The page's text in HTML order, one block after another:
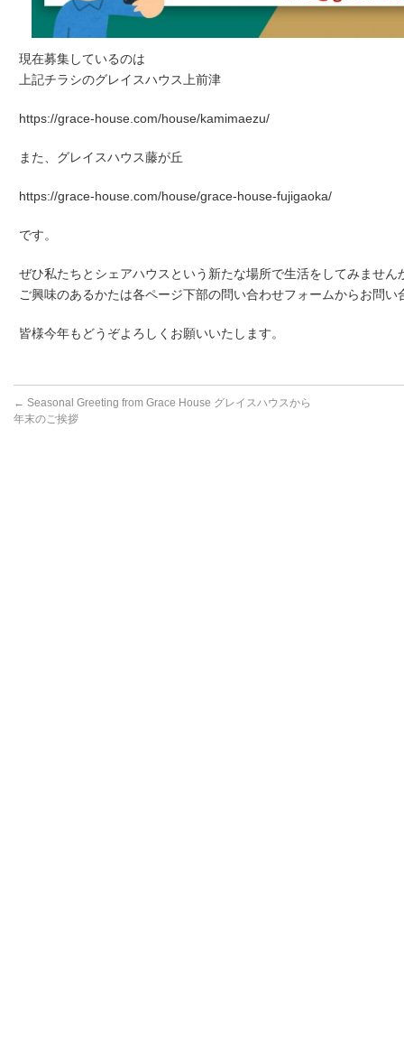
現在募集しているのは
上記チラシのグレイスハウス上前津
https://grace-house.com/house/kamimaezu/
また、グレイスハウス藤が丘
https://grace-house.com/house/grace-house-fujigaoka/
です。
ぜひ私たちとシェアハウスという新たな場所で生活をしてみません
ご興味のあるかたは各ページ下部の問い合わせフォームからお問
皆様今年もどうぞよろしくお願いいたします。
← Seasonal Greeting from Grace House グレイスハウスから
年末のご挨拶